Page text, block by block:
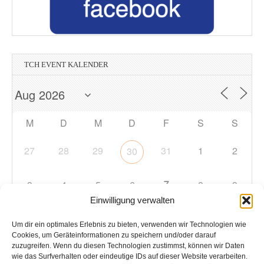
Einwilligung verwalten
Um dir ein optimales Erlebnis zu bieten, verwenden wir Technologien wie
Cookies, um Geräteinformationen zu speichern und/oder darauf
zuzugreifen. Wenn du diesen Technologien zustimmst, können wir Daten
wie das Surfverhalten oder eindeutige IDs auf dieser Website verarbeiten.
TCH EVENT KALENDER
M D M D F S S
27 28 29 30 31 1 2
3 4 5 6 7 8 9
10 11 12 13 14 15
17 18 19 20 21 22 23